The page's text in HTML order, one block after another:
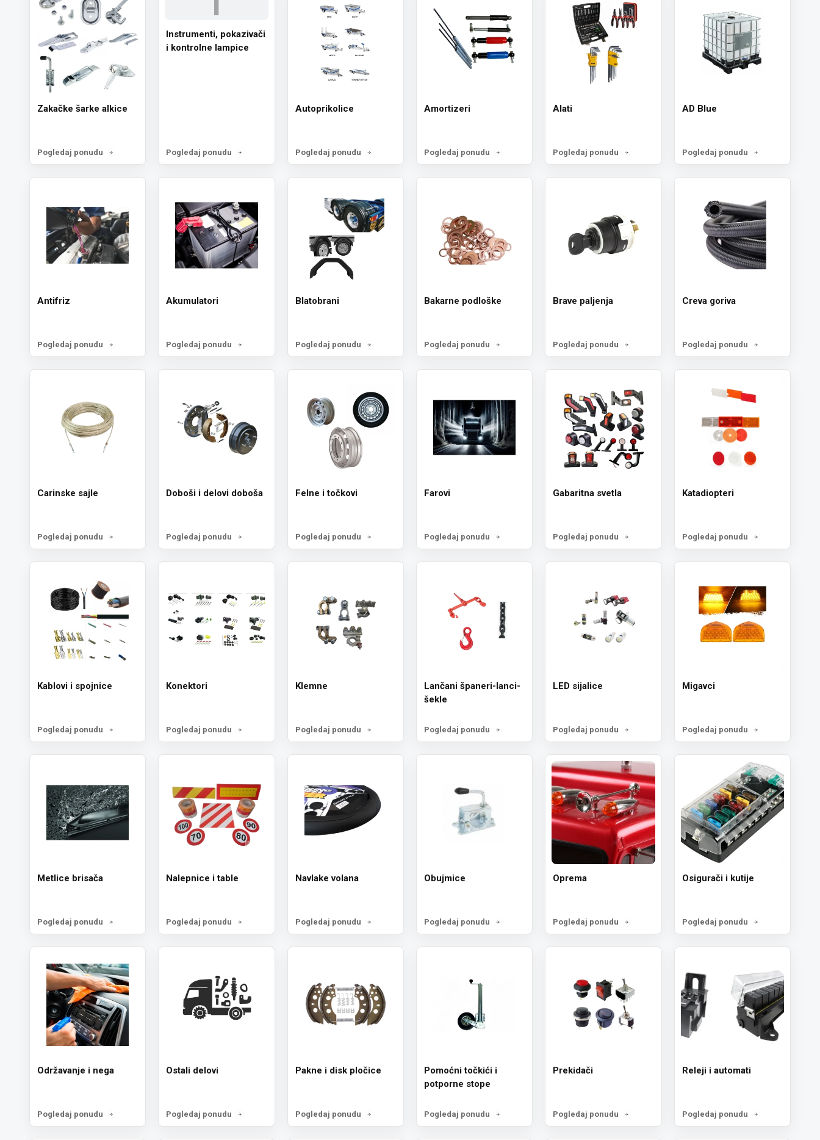
Zakačke šarke alkice
Pogledaj ponudu
Instrumenti, pokazivači
i kontrolne lampice
Pogledaj ponudu
Autoprikolice
Pogledaj ponudu
Amortizeri
Pogledaj ponudu
Alati
Pogledaj ponudu
AD Blue
Pogledaj ponudu
Antifriz
Pogledaj ponudu
Akumulatori
Pogledaj ponudu
Blatobrani
Pogledaj ponudu
Bakarne podloške
Pogledaj ponudu
Brave paljenja
Pogledaj ponudu
Creva goriva
Pogledaj ponudu
Carinske sajle
Pogledaj ponudu
Doboši i delovi doboša
Pogledaj ponudu
Felne i točkovi
Pogledaj ponudu
Farovi
Pogledaj ponudu
Gabaritna svetla
Pogledaj ponudu
Katadiopteri
Pogledaj ponudu
Kablovi i spojnice
Pogledaj ponudu
Konektori
Pogledaj ponudu
Klemne
Pogledaj ponudu
Lančani španeri-lanci-
šekle
Pogledaj ponudu
LED sijalice
Pogledaj ponudu
Migavci
Pogledaj ponudu
Metlice brisača
Pogledaj ponudu
Nalepnice i table
Pogledaj ponudu
Navlake volana
Pogledaj ponudu
Obujmice
Pogledaj ponudu
Oprema
Pogledaj ponudu
Osigurači i kutije
Pogledaj ponudu
Održavanje i nega
Pogledaj ponudu
Ostali delovi
Pogledaj ponudu
Pakne i disk pločice
Pogledaj ponudu
Pomoćni točkići i
potporne stope
Pogledaj ponudu
Prekidači
Pogledaj ponudu
Releji i automati
Pogledaj ponudu